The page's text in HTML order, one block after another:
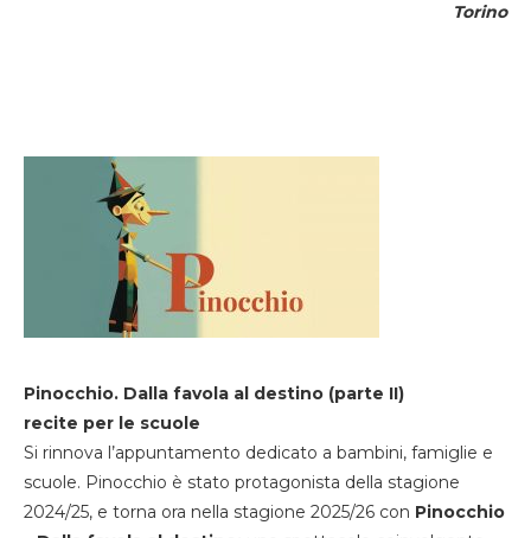
Torino
Pinocchio. Dalla favola al destino (parte II)
recite per le scuole
Si rinnova l’appuntamento dedicato a bambini, famiglie e
scuole. Pinocchio è stato protagonista della stagione
2024/25, e torna ora nella stagione 2025/26 con Pinocchio